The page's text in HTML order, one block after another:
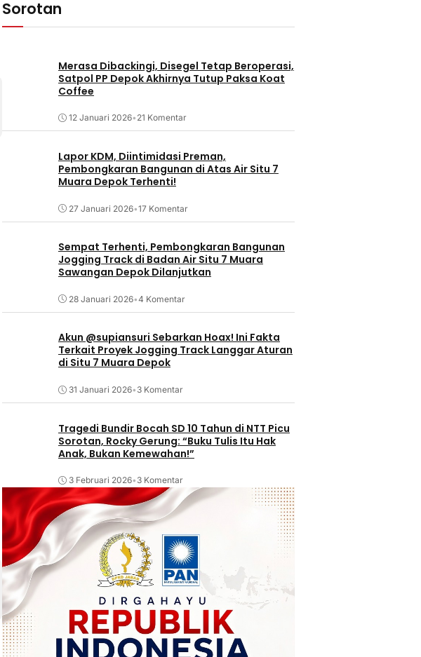
Sorotan
Merasa Dibackingi, Disegel Tetap Beroperasi,
Satpol PP Depok Akhirnya Tutup Paksa Koat
Coffee
12 Januari 2026• 21 Komentar
Lapor KDM, Diintimidasi Preman,
Pembongkaran Bangunan di Atas Air Situ 7
Muara Depok Terhenti!
27 Januari 2026•17 Komentar
Sempat Terhenti, Pembongkaran Bangunan
Jogging Track di Badan Air Situ 7 Muara
Sawangan Depok Dilanjutkan
28 Januari 2026•4 Komentar
Akun @supiansuri Sebarkan Hoax! Ini Fakta
Terkait Proyek Jogging Track Langgar Aturan
di Situ 7 Muara Depok
31 Januari 2026• 3 Komentar
Tragedi Bundir Bocah SD 10 Tahun di NTT Picu
Sorotan, Rocky Gerung: “Buku Tulis Itu Hak
Anak, Bukan Kemewahan!”
3 Februari 2026• 3 Komentar